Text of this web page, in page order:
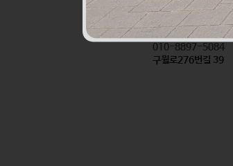
진로할인마트앞반찬
식품
010-8897-5084
구월로276번길 39